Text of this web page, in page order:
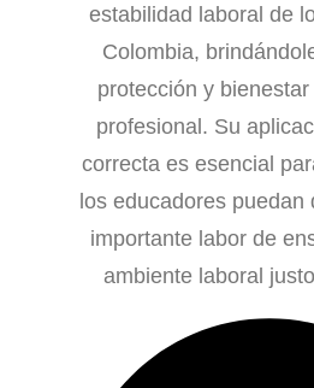
estabilidad laboral de
Colombia,
protección y
profesional. Su
correcta es esencial
los educadores puedan
importante labor de
ambiente laboral